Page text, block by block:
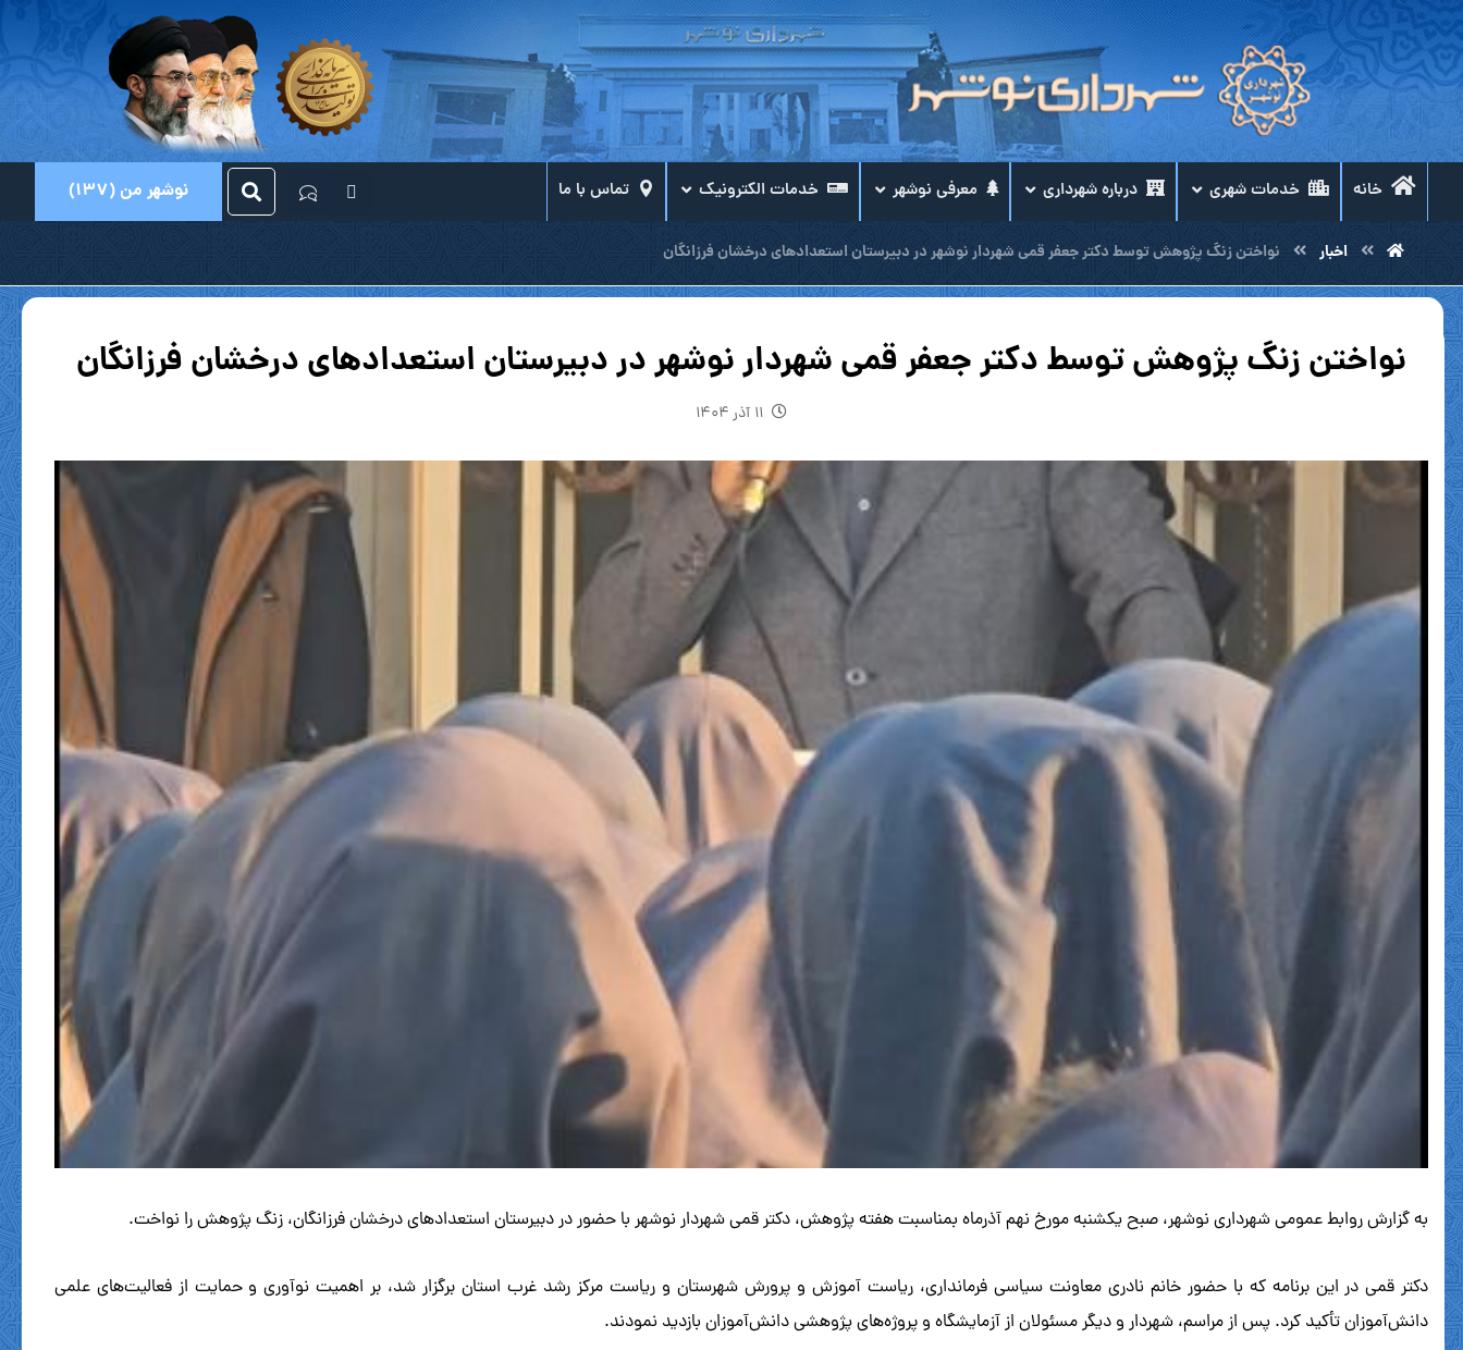
خانه خدمات شهری درباره شهرداری معرفی نوشهر خدمات الکترونیک تماس با ما نوشهر من (137)
اخبار نواختن زنگ پژوهش توسط دکتر جعفر قمی شهردار نوشهر در دبیرستان استعدادهای درخشان فرزانگان
نواختن زنگ پژوهش توسط دکتر جعفر قمی شهردار نوشهر در دبیرستان استعدادهای درخشان فرزانگان
۱۱ آذر ۱۴۰۴
به گزارش روابط عمومی شهرداری نوشهر، صبح یکشنبه مورخ نهم آذرماه بمناسبت هفته پژوهش، دکتر قمی شهردار نوشهر با حضور در دبیرستان استعدادهای درخشان فرزانگان، زنگ پژوهش را نواخت.
دکتر قمی در این برنامه که با حضور خانم نادری معاونت سیاسی فرمانداری، ریاست آموزش و پرورش شهرستان و ریاست مرکز رشد غرب استان برگزار شد، بر اهمیت نوآوری و حمایت از فعالیت‌های علمی
دانش‌آموزان تأکید کرد. پس از مراسم، شهردار و دیگر مسئولان از آزمایشگاه و پروژه‌های پژوهشی دانش‌آموزان بازدید نمودند.